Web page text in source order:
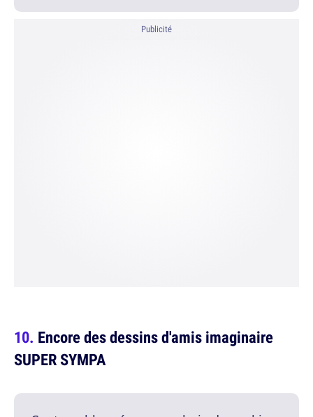
Publicité
Encore des dessins d'amis imaginaire
SUPER SYMPA